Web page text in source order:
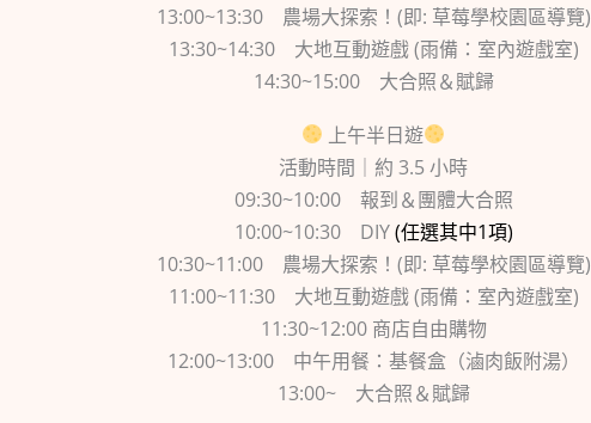
13:00~13:30 農場大探索！(即: 草莓學校園區導覽)
13:30~14:30 大地互動遊戲 (雨備：室內遊戲室)
14:30~15:00 大合照＆賦歸
上午半日遊
活動時間｜約 3.5 小時
09:30~10:00 報到＆團體大合照
10:00~10:30 DIY(任選其中1項)
10:30~11:00 農場大探索！(即: 草莓學校園區導覽)
11:00~11:30 大地互動遊戲 (雨備：室內遊戲室)
11:30~12:00 商店自由購物
12:00~13:00 中午用餐：基餐盒（滷肉飯附湯）
13:00~ 大合照＆賦歸